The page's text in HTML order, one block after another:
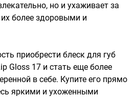
но и ухаживает за
более здоровыми и
приобрести блеск для губ
Gloss 17 и стать еще более
в себе. Купите его прямо
яркими и ухоженными